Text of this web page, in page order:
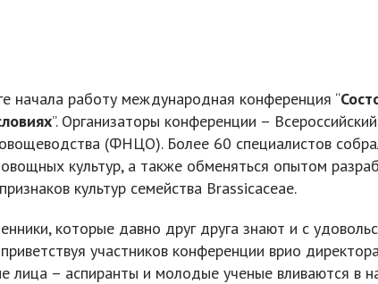
начала работу международная конференция “
”. Организаторы конференции –
(ФНЦО). Более 60 специалистов
культур, а также обменяться опытом
культур семейства Brassicaceae.
которые давно друг друга знают и с
участников конференции врио
лица – аспиранты и молодые ученые вливаются